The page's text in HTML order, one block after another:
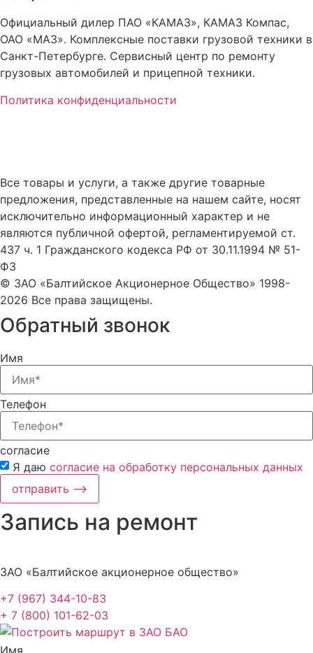
Официальный дилер ПАО «КАМАЗ», КАМАЗ Компас,
ОАО «МАЗ». Комплексные поставки грузовой техники в
Санкт-Петербурге. Сервисный центр по ремонту
грузовых автомобилей и прицепной техники.
Политика конфиденциальности
Все товары и услуги, а также другие товарные
предложения, представленные на нашем сайте, носят
исключительно информационный характер и не
являются публичной офертой, регламентируемой ст.
437 ч. 1 Гражданского кодекса РФ от 30.11.1994 № 51-
ФЗ
© ЗАО «Балтийское Акционерное Общество» 1998-
2026 Все права защищены.
Обратный звонок
Имя
Телефон
согласие
Я даю согласие на обработку персональных данных
отправить ⟶
Запись на ремонт
ЗАО «Балтийское акционерное общество»
+7 (967) 344-10-83
+ 7 (800) 101-62-03
Имя